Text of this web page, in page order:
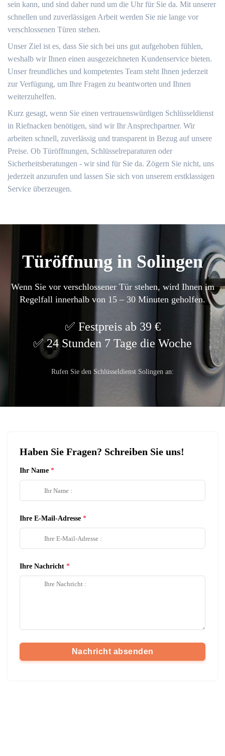
sein kann, und sind daher rund um die Uhr für Sie da. Mit unserer
schnellen und zuverlässigen Arbeit werden Sie nie lange vor
verschlossenen Türen stehen.
Unser Ziel ist es, dass Sie sich bei uns gut aufgehoben fühlen,
weshalb wir Ihnen einen ausgezeichneten Kundenservice bieten.
Unser freundliches und kompetentes Team steht Ihnen jederzeit
zur Verfügung, um Ihre Fragen zu beantworten und Ihnen
weiterzuhelfen.
Kurz gesagt, wenn Sie einen vertrauenswürdigen Schlüsseldienst
in Riefnacken benötigen, sind wir Ihr Ansprechpartner. Wir
arbeiten schnell, zuverlässig und transparent in Bezug auf unsere
Preise. Ob Türöffnungen, Schlüsselreparaturen oder
Sicherheitsberatungen - wir sind für Sie da. Zögern Sie nicht, uns
jederzeit anzurufen und lassen Sie sich von unserem erstklassigen
Service überzeugen.
Türöffnung in Solingen
Wenn Sie vor verschlossener Tür stehen, wird Ihnen im
Regelfall innerhalb von 15 – 30 Minuten geholfen.
Festpreis ab 39 €
24 Stunden 7 Tage die Woche
Rufen Sie den Schlüsseldienst Solingen an:
Haben Sie Fragen? Schreiben Sie uns!
Ihr Name
Ihre E-Mail-Adresse
Ihre Nachricht
Nachricht absenden